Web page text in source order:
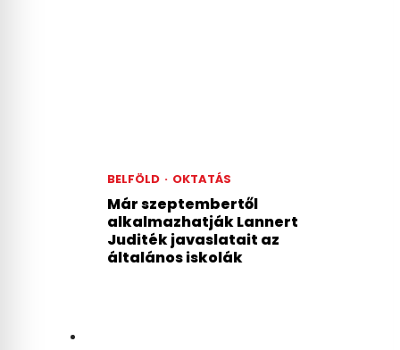
BELFÖLD · OKTATÁS
Már szeptembertől
alkalmazhatják Lannert
Juditék javaslatait az
általános iskolák